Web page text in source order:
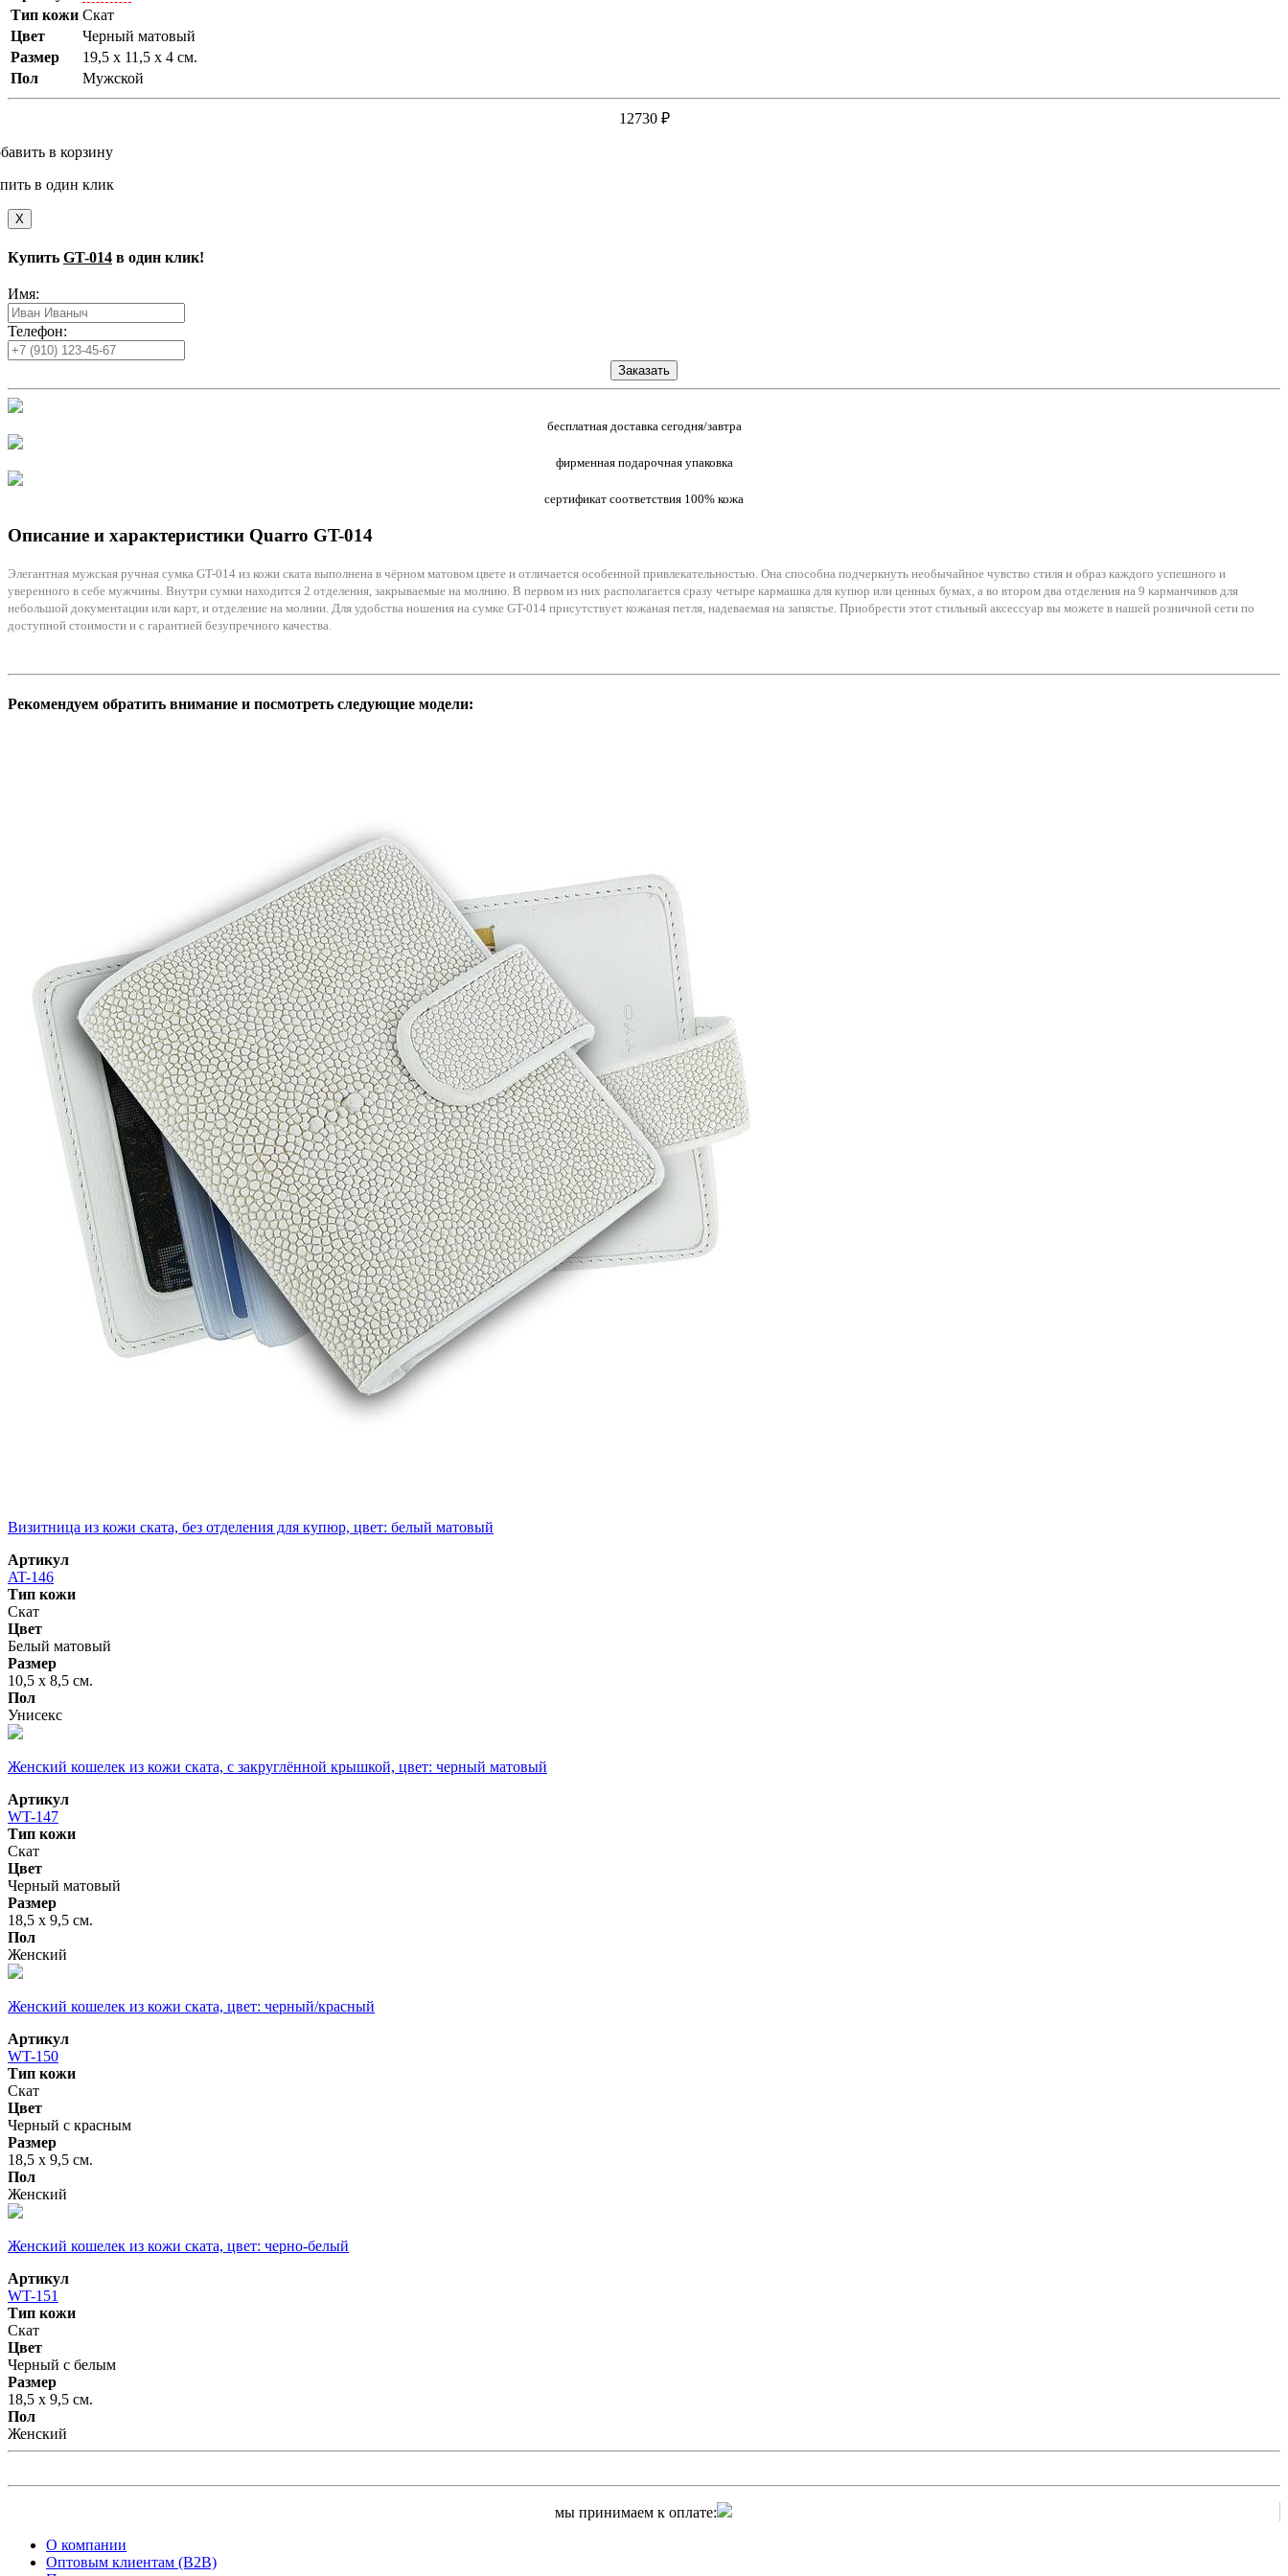
Тип кожи Скат
Цвет
Черный матовый
Размер
19,5 x 11,5 x 4 см.
Пол
Мужской
12730₽
в корзину
в один клик
X
Купить GT-014 в один клик!
Имя:
Телефон:
Заказать
бесплатная доставка сегодня/завтра
фирменная подарочная упаковка
сертификат соответствия 100% кожа
Описание и характеристики Quarro GT-014
Элегантная мужская ручная сумка GT-014 из кожи ската выполнена в чёрном матовом цвете и отличается особенной привлекательностью. Она способна подчеркнуть необычайное чувство стиля и образ каждого успешного и
уверенного в себе мужчины. Внутри сумки находится 2 отделения, закрываемые на молнию. В первом из них располагается сразу четыре кармашка для купюр или ценных бумах, а во втором два отделения на 9 карманчиков для
небольшой документации или карт, и отделение на молнии. Для удобства ношения на сумке GT-014 присутствует кожаная петля, надеваемая на запястье. Приобрести этот стильный аксессуар вы можете в нашей розничной сети по
доступной стоимости и с гарантией безупречного качества.
Рекомендуем обратить внимание и посмотреть следующие модели:
Визитница из кожи ската, без отделения для купюр, цвет: белый матовый
Артикул
AT-146
Тип кожи
Скат
Цвет
Белый матовый
Размер
10,5 х 8,5 см.
Пол
Унисекс
Женский кошелек из кожи ската, с закруглённой крышкой, цвет: черный матовый
Артикул
WT-147
Тип кожи
Скат
Цвет
Черный матовый
Размер
18,5 х 9,5 см.
Пол
Женский
Женский кошелек из кожи ската, цвет: черный/красный
Артикул
WT-150
Тип кожи
Скат
Цвет
Черный с красным
Размер
18,5 х 9,5 см.
Пол
Женский
Женский кошелек из кожи ската, цвет: черно-белый
Артикул
WT-151
Тип кожи
Скат
Цвет
Черный с белым
Размер
18,5 х 9,5 см.
Пол
Женский
мы принимаем к оплате:
О компании
Оптовым клиентам (B2B)